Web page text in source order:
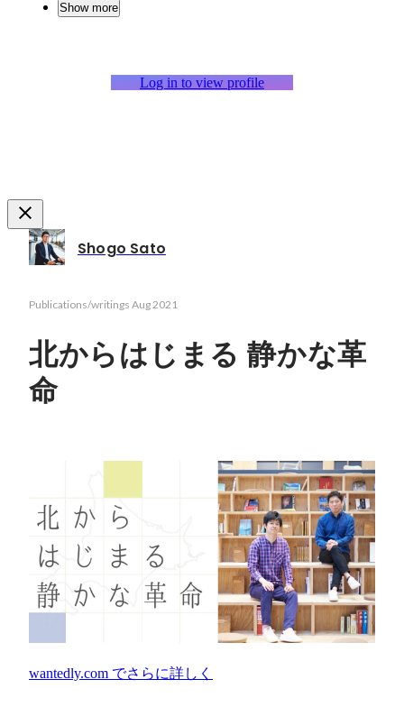
Show more
Log in to view profile
Shogo Sato
Publications/writings Aug 2021
北からはじまる 静かな革
命
wantedly.com でさらに詳しく